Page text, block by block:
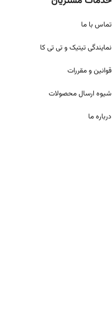
تماس با ما
نمایندگی تیتیک و تی تی کا
قوانين و مقررات
شيوه ارسال محصولات
درباره ما